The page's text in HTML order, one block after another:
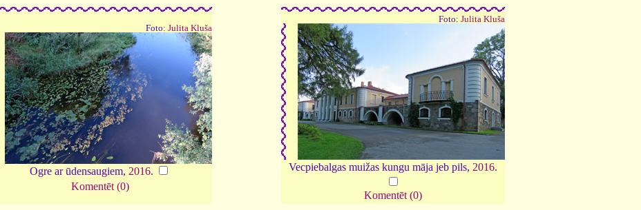
Foto: Julita Kluša
Ogre ar ūdensaugiem, 2016.
Komentēt (0)
Foto: Julita Kluša
Vecpiebalgas muižas kungu māja jeb pils, 2016.
Komentēt (0)